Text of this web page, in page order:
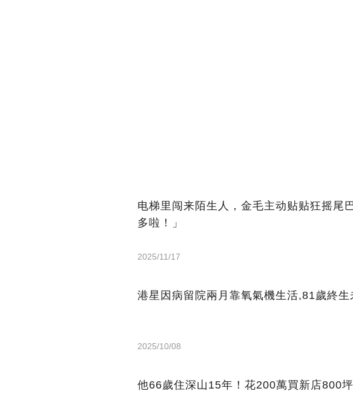
电梯里闯来陌生人，金毛主动贴贴狂摇尾
多啦！」
2025/11/17
港星因病留院兩月靠氧氣機生活,81歲終
2025/10/08
他66歲住深山15年！花200萬買新店800